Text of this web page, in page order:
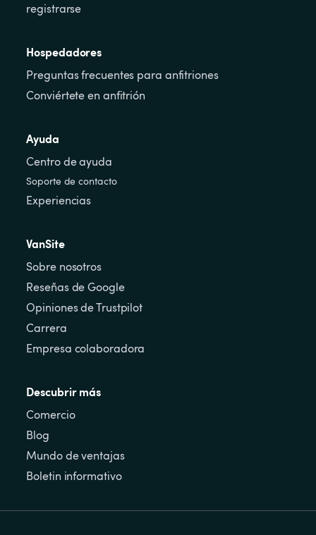
registrarse
Hospedadores
Preguntas frecuentes para anfitriones
Conviértete en anfitrión
Ayuda
Centro de ayuda
Soporte de contacto
Experiencias
VanSite
Sobre nosotros
Reseñas de Google
Opiniones de Trustpilot
Carrera
Empresa colaboradora
Descubrir más
Comercio
Blog
Mundo de ventajas
Boletin informativo